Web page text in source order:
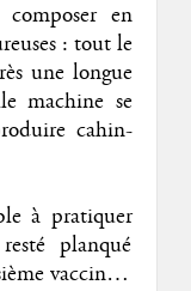
en
: tout le
une longue
machine se
cahin-
à pratiquer
planqué
vaccin…